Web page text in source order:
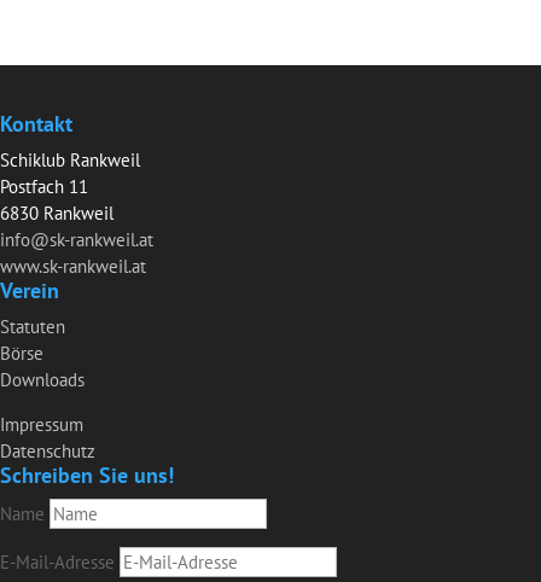
Kontakt
Schiklub Rankweil
Postfach 11
6830 Rankweil
info@sk-rankweil.at
www.sk-rankweil.at
Verein
Statuten
Börse
Downloads
Impressum
Datenschutz
Schreiben Sie uns!
Name
E-Mail-Adresse